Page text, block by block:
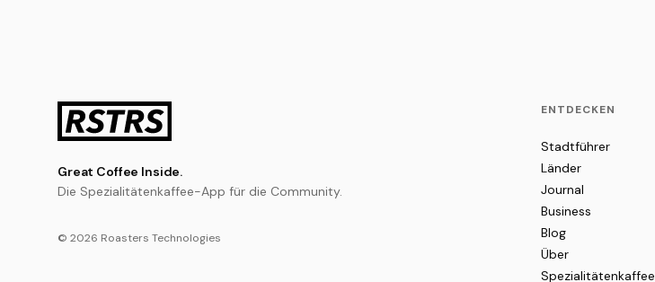
Great Coffee Inside.
Die Spezialitätenkaffee-App für die Community.
© 2026 Roasters Technologies
ENTDECKEN
Stadtführer
Länder
Journal
Business
Blog
Über
Spezialitätenkaffee